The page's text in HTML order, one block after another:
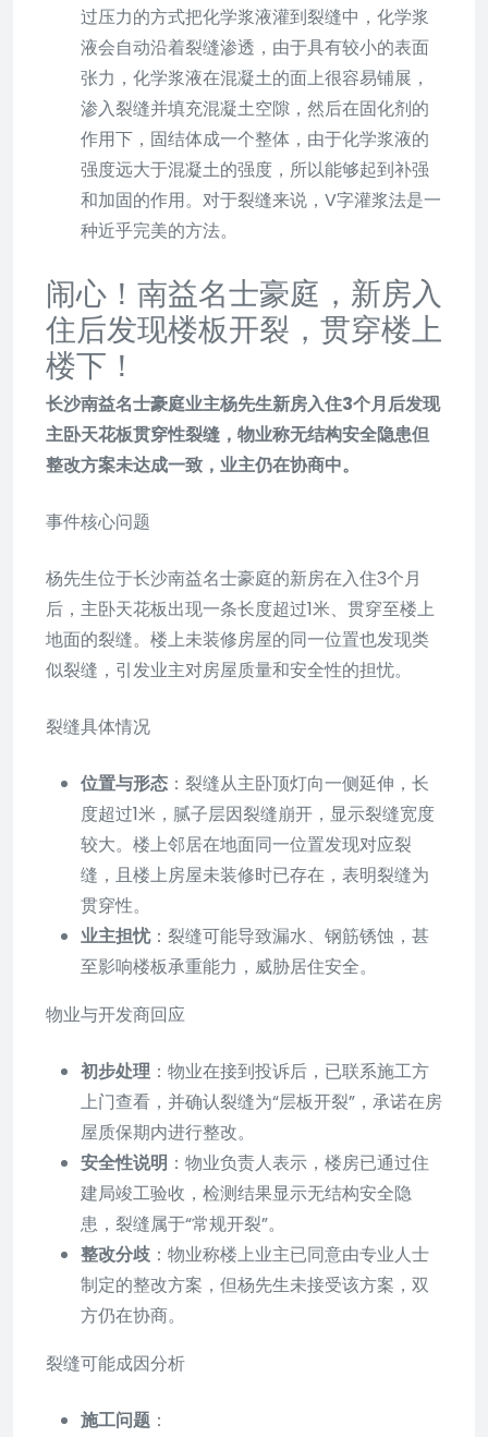
过压力的方式把化学浆液灌到裂缝中，化学浆
液会自动沿着裂缝渗透，由于具有较小的表面
张力，化学浆液在混凝土的面上很容易铺展，
渗入裂缝并填充混凝土空隙，然后在固化剂的
作用下，固结体成一个整体，由于化学浆液的
强度远大于混凝土的强度，所以能够起到补强
和加固的作用。对于裂缝来说，V字灌浆法是一
种近乎完美的方法。
闹心！南益名士豪庭，新房入
住后发现楼板开裂，贯穿楼上
楼下！
长沙南益名士豪庭业主杨先生新房入住3个月后发现
主卧天花板贯穿性裂缝，物业称无结构安全隐患但
整改方案未达成一致，业主仍在协商中。
事件核心问题
杨先生位于长沙南益名士豪庭的新房在入住3个月
后，主卧天花板出现一条长度超过1米、贯穿至楼上
地面的裂缝。楼上未装修房屋的同一位置也发现类
似裂缝，引发业主对房屋质量和安全性的担忧。
裂缝具体情况
位置与形态 ：裂缝从主卧顶灯向一侧延伸，长
度超过1米，腻子层因裂缝崩开，显示裂缝宽度
较大。楼上邻居在地面同一位置发现对应裂
缝，且楼上房屋未装修时已存在，表明裂缝为
贯穿性。
业主担忧：裂缝可能导致漏水、钢筋锈蚀，甚
至影响楼板承重能力，威胁居住安全。
物业与开发商回应
初步处理 ：物业在接到投诉后，已联系施工方
上门查看，并确认裂缝为“层板开裂”，承诺在房
屋质保期内进行整改。
安全性说明 ：物业负责人表示，楼房已通过住
建局竣工验收，检测结果显示无结构安全隐
患，裂缝属于“常规开裂”。
整改分歧 ：物业称楼上业主已同意由专业人士
制定的整改方案，但杨先生未接受该方案，双
方仍在协商。
裂缝可能成因分析
施工问题 ：